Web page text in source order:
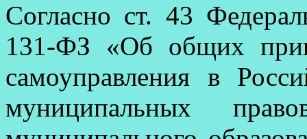
Согласно ст. 43
131-ФЗ «Об общих
самоуправления в
муниципальных